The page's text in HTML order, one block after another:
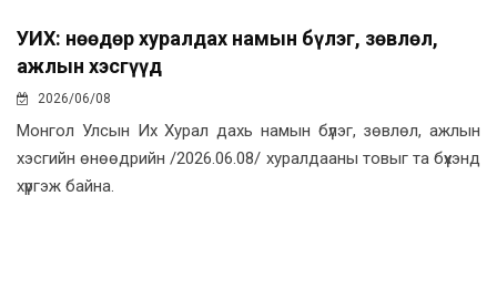
УИХ: Өнөөдөр хуралдах намын бүлэг, зөвлөл,
ажлын хэсгүүд
2026/06/08
Монгол Улсын Их Хурал дахь намын бүлэг, зөвлөл, ажлын
хэсгийн өнөөдрийн /2026.06.08/ хуралдааны товыг та бүхэнд
хүргэж байна.